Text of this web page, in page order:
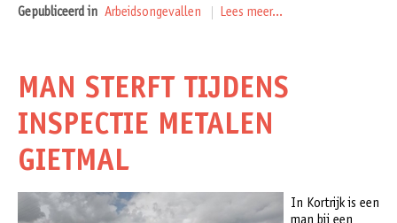
Gepubliceerd in Arbeidsongevallen Lees meer...
MAN STERFT TIJDENS
INSPECTIE METALEN
GIETMAL
In Kortrijk is een